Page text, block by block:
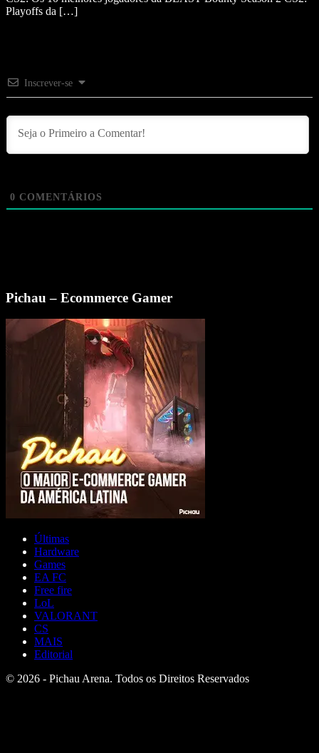
Playoffs da […]
Inscrever-se
0 COMENTÁRIOS
Pichau – Ecommerce Gamer
Últimas
Hardware
Games
EA FC
Free fire
LoL
VALORANT
CS
MAIS
Editorial
© 2026 - Pichau Arena. Todos os Direitos Reservados